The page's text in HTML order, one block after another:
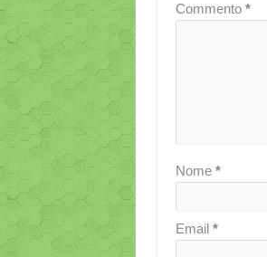
Commento *
Nome *
Email *